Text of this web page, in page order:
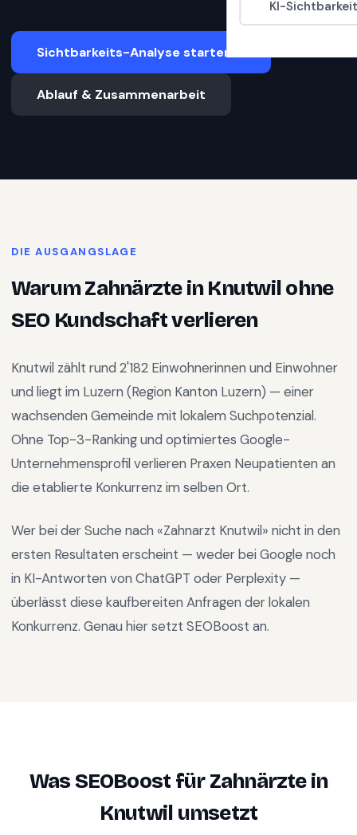
KI-
Sichtbarkeits-Analyse starten
Ablauf & Zusammenarbeit
DIE AUSGANGSLAGE
WarumZahnärzteinKnutwilohne
SEO Kundschaft verlieren
Knutwil zählt rund 2'182 Einwohnerinnen und Einwohner
und liegt im Luzern (Region Kanton Luzern) — einer
wachsenden Gemeinde mit lokalem Suchpotenzial.
Ohne Top-3-Ranking und optimiertes Google-
Unternehmensprofil verlieren Praxen Neupatienten an
die etablierte Konkurrenz im selben Ort.
Wer bei der Suche nach «Zahnarzt Knutwil» nicht in den
ersten Resultaten erscheint — weder bei Google noch
in KI-Antworten von ChatGPT oder Perplexity —
überlässt diese kaufbereiten Anfragen der lokalen
Konkurrenz. Genau hier setzt SEOBoost an.
Was SEOBoost fürZahnärztein
Knutwil umsetzt